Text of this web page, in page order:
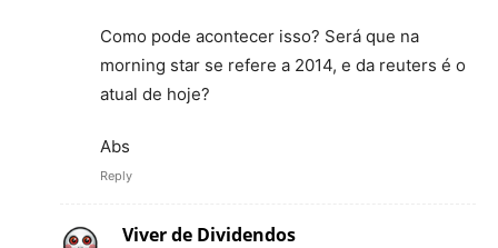
Como pode acontecer isso? Será que na
morning star se refere a 2014, e da reuters é o
atual de hoje?
Abs
Reply
Viver de Dividendos